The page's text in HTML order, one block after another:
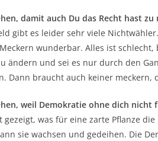
damit auch Du das Recht hast zu
gibt es leider sehr viele
wunderbar. Alles ist
ändern und sei es nur durch den
Dann braucht auch keiner meckern,
weil Demokratie ohne dich nicht
gezeigt, was für eine zarte Pflanze
sie wachsen und gedeihen. Die